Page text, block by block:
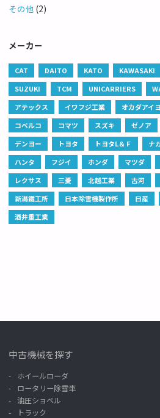
その他 (2)
メーカー
CAT DAITO KATO KAWASAKI
SUZUKI
TCM UNICARRIERS
アテックス
イワフジ工業 オカダアイ
コベルコ
コマツ スズキ ゼノア
デンヨー
トヨタ トヨタL＆Ｆ ナ
ハンタ
フジイ ホンダ マツダ
レクサス
三菱 北越工業 古河
新潟鐵工所
日本除雪機製作所 日産
酒井重工業
中古機械を探す
ホイールローダ
ロータリー除雪車
油圧ショベル
トラック